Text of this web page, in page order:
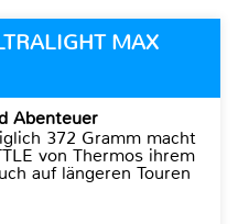
MAX
Abenteuer
372 Gramm macht
von Thermos ihrem
auf längeren Touren